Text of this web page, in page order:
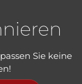
Sie keine